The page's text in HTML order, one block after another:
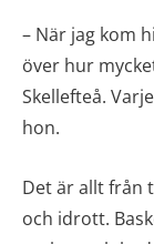
– När jag kom
över hur
Skellefteå.
hon.
Det är allt från
och idrott.